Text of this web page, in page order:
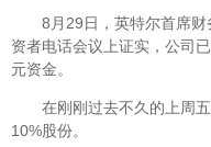
8月29日，英特尔首席财
资者电话会议上证实，公司
元资金。
在刚刚过去不久的上周五
10%股份。